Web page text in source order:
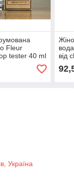
Fleur
tester 40 ml
від
Україна